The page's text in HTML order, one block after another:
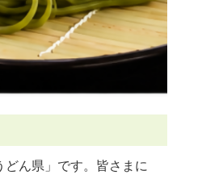
ん県」です。皆さまに